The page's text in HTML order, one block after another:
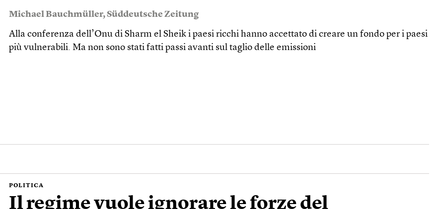
Michael Bauchmüller,Süddeutsche Zeitung
Alla conferenza dell’Onu di Sharm el Sheik i paesi ricchi hanno accettato di creare un fondo per i paesi
più vulnerabili. Ma non sono stati fatti passi avanti sul taglio delle emissioni
POLITICA
Il regime vuole ignorare le forze del